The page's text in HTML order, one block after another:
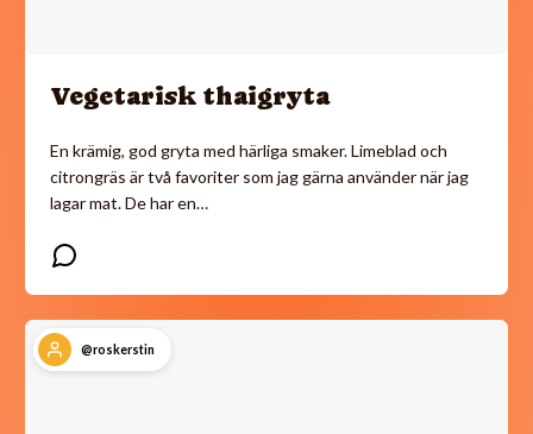
Vegetarisk thaigryta
En krämig, god gryta med härliga smaker. Limeblad och
citrongräs är två favoriter som jag gärna använder när jag
lagar mat. De har en…
@roskerstin